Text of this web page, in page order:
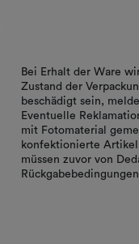
Bei Erhalt der Ware
Zustand der
beschädigt sein,
Eventuelle
mit Fotomaterial
konfektionierte Artikel
müssen zuvor von